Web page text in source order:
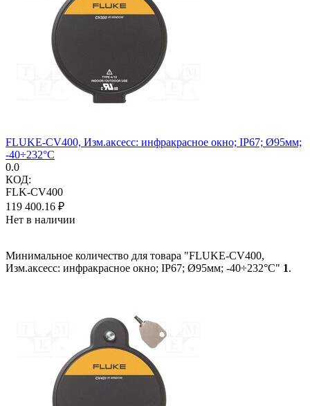
FLUKE-CV400, Изм.аксесс: инфракрасное окно; IP67; Ø95мм;
-40÷232°C
0.0
КОД:
FLK-CV400
119 400.16 ₽
Нет в наличии
Минимальное количество для товара "FLUKE-CV400,
Изм.аксесс: инфракрасное окно; IP67; Ø95мм; -40÷232°C" 1.